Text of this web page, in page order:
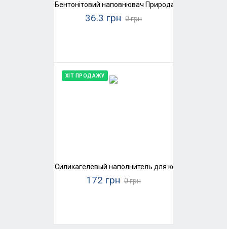
Бентонітовий наповнювач Природа SaniPet,
36.3 грн 0 грн
ХІТ ПРОДАЖУ
Силикагелевый наполнитель для кошачьего
172 грн 0 грн